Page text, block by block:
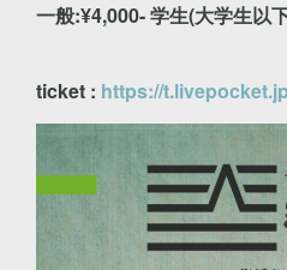
一般:¥4,000- 学生(大学生以
ticket : https://